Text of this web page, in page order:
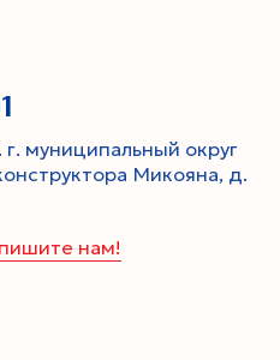
муниципальный округ
Микояна, д.
нам!